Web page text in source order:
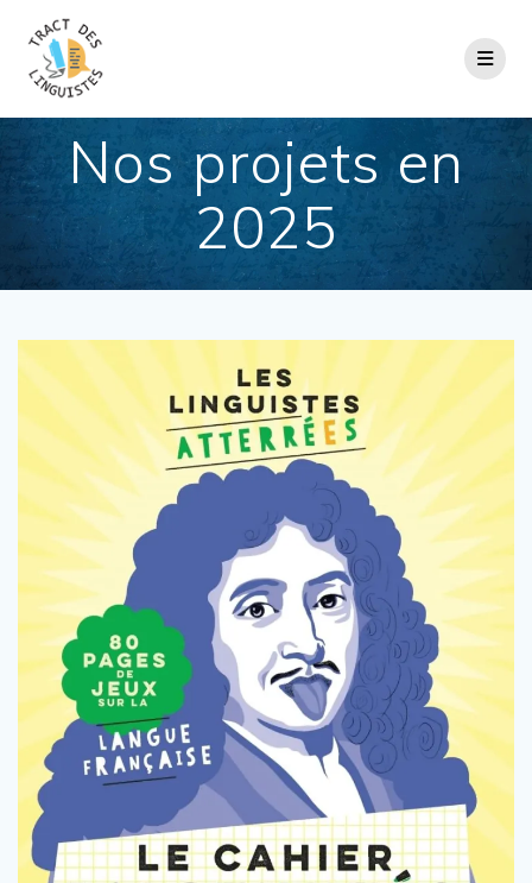
Nos projets en
2025